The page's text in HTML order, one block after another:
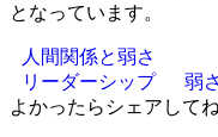
となっています。
人間関係と弱さ
リーダーシップ
弱さ
よかったらシェアしてね